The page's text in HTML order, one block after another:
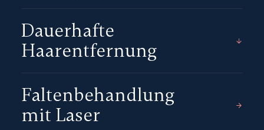
Dauerhafte
Haarentfernung
Faltenbehandlung
mit Laser